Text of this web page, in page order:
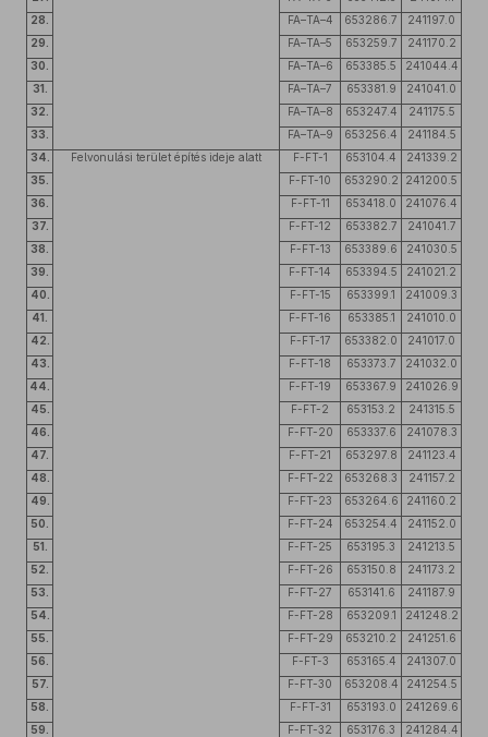
28.
FA–TA–4 653286.7
241197.0
29.
FA–TA–5 653259.7
241170.2
30.
FA–TA–6 653385.5
241044.4
31.
FA–TA–7 653381.9
241041.0
32.
FA–TA–8 653247.4
241175.5
33.
FA–TA–9 653256.4
241184.5
34.
Felvonulási terület építés ideje alatt F-FT-1 653104.4
241339.2
35.
F-FT-10 653290.2
241200.5
36.
F-FT-11 653418.0
241076.4
37.
F-FT-12 653382.7
241041.7
38.
F-FT-13 653389.6
241030.5
39.
F-FT-14 653394.5
241021.2
40.
F-FT-15 653399.1
241009.3
41.
F-FT-16 653385.1
241010.0
42.
F-FT-17 653382.0
241017.0
43.
F-FT-18 653373.7
241032.0
44.
F-FT-19 653367.9
241026.9
45.
F-FT-2 653153.2
241315.5
46.
F-FT-20 653337.6
241078.3
47.
F-FT-21 653297.8
241123.4
48.
F-FT-22 653268.3
241157.2
49.
F-FT-23 653264.6
241160.2
50.
F-FT-24 653254.4
241152.0
51.
F-FT-25 653195.3
241213.5
52.
F-FT-26 653150.8
241173.2
53.
F-FT-27 653141.6
241187.9
54.
F-FT-28 653209.1
241248.2
55.
F-FT-29 653210.2
241251.6
56.
F-FT-3 653165.4
241307.0
57.
F-FT-30 653208.4
241254.5
58.
F-FT-31 653193.0
241269.6
59.
F-FT-32 653176.3
241284.4